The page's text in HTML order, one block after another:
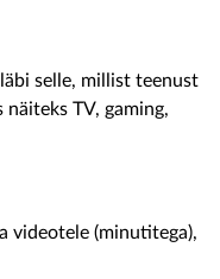
selle, millist teenust
TV, gaming,
videotele (minutitega),